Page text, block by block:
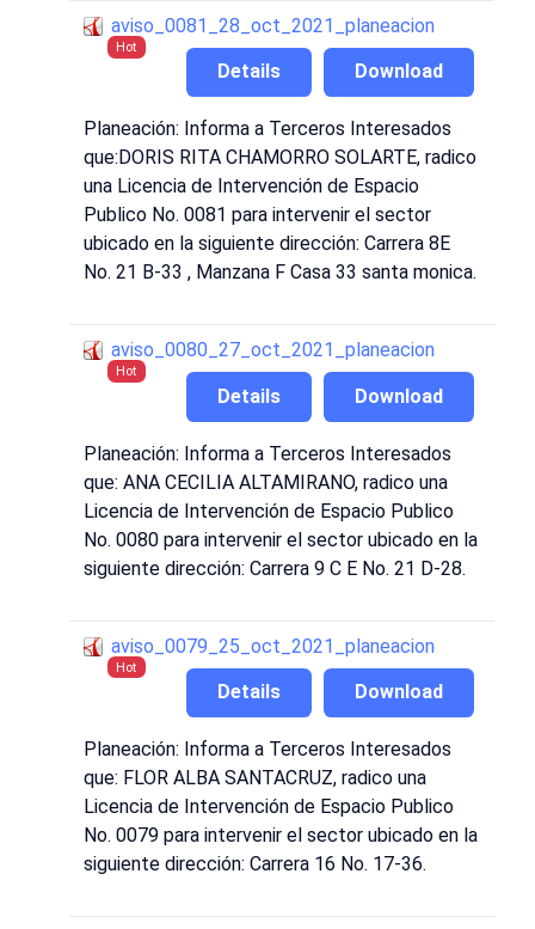
aviso_0081_28_oct_2021_planeacion
Hot
Download
Details
Planeación: Informa a Terceros Interesados
que:DORIS RITA CHAMORRO SOLARTE, radico
una Licencia de Intervención de Espacio
Publico No. 0081 para intervenir el sector
ubicado en la siguiente dirección: Carrera 8E
No. 21 B-33 , Manzana F Casa 33 santa monica.
aviso_0080_27_oct_2021_planeacion
Hot
Download
Details
Planeación: Informa a Terceros Interesados
que: ANA CECILIA ALTAMIRANO, radico una
Licencia de Intervención de Espacio Publico
No. 0080 para intervenir el sector ubicado en la
siguiente dirección: Carrera 9 C E No. 21 D-28.
aviso_0079_25_oct_2021_planeacion
Hot
Download
Details
Planeación: Informa a Terceros Interesados
que: FLOR ALBA SANTACRUZ, radico una
Licencia de Intervención de Espacio Publico
No. 0079 para intervenir el sector ubicado en la
siguiente dirección: Carrera 16 No. 17-36.